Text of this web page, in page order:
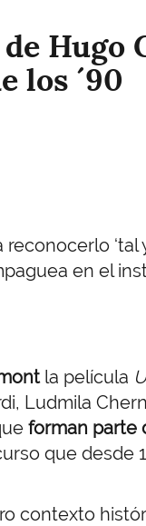
Hugo
los ´90
‘tal
en el
la película
Ludmila
forman parte
que desde
contexto